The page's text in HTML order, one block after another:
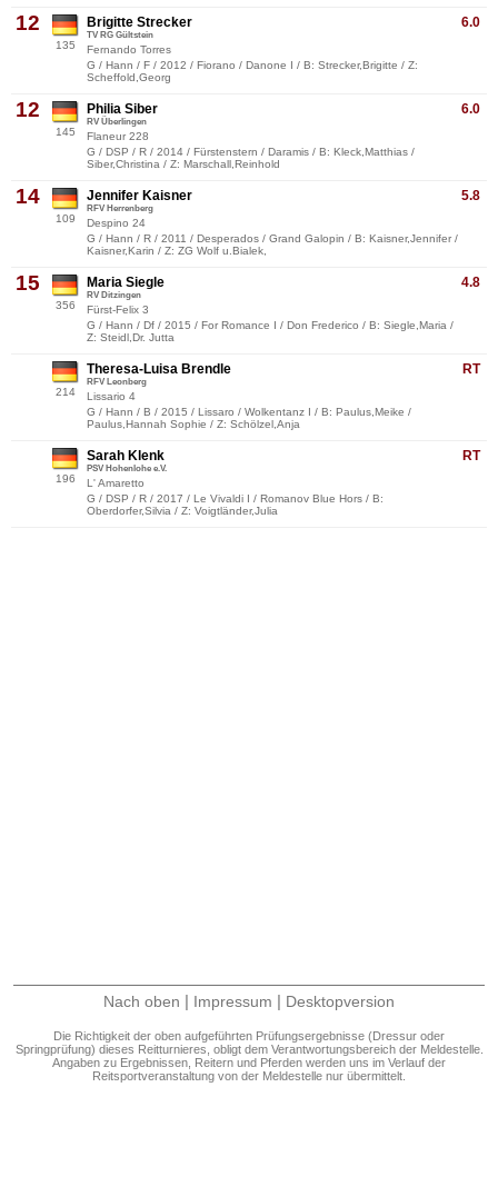
12
135
6.0
Brigitte Strecker
TV RG Gültstein
Fernando Torres
G / Hann / F / 2012 / Fiorano / Danone I / B: Strecker,Brigitte / Z:
Scheffold,Georg
12
145
6.0
Philia Siber
RV Überlingen
Flaneur 228
G / DSP / R / 2014 / Fürstenstern / Daramis / B: Kleck,Matthias /
Siber,Christina / Z: Marschall,Reinhold
14
109
5.8
Jennifer Kaisner
RFV Herrenberg
Despino 24
G / Hann / R / 2011 / Desperados / Grand Galopin / B: Kaisner,Jennifer /
Kaisner,Karin / Z: ZG Wolf u.Bialek,
15
356
4.8
Maria Siegle
RV Ditzingen
Fürst-Felix 3
G / Hann / Df / 2015 / For Romance I / Don Frederico / B: Siegle,Maria /
Z: Steidl,Dr. Jutta
214
RT
Theresa-Luisa Brendle
RFV Leonberg
Lissario 4
G / Hann / B / 2015 / Lissaro / Wolkentanz I / B: Paulus,Meike /
Paulus,Hannah Sophie / Z: Schölzel,Anja
196
RT
Sarah Klenk
PSV Hohenlohe e.V.
L' Amaretto
G / DSP / R / 2017 / Le Vivaldi I / Romanov Blue Hors / B:
Oberdorfer,Silvia / Z: Voigtländer,Julia
Nach oben | Impressum | Desktopversion
Die Richtigkeit der oben aufgeführten Prüfungsergebnisse (Dressur oder
Springprüfung) dieses Reitturnieres, obligt dem Verantwortungsbereich der Meldestelle.
Angaben zu Ergebnissen, Reitern und Pferden werden uns im Verlauf der
Reitsportveranstaltung von der Meldestelle nur übermittelt.